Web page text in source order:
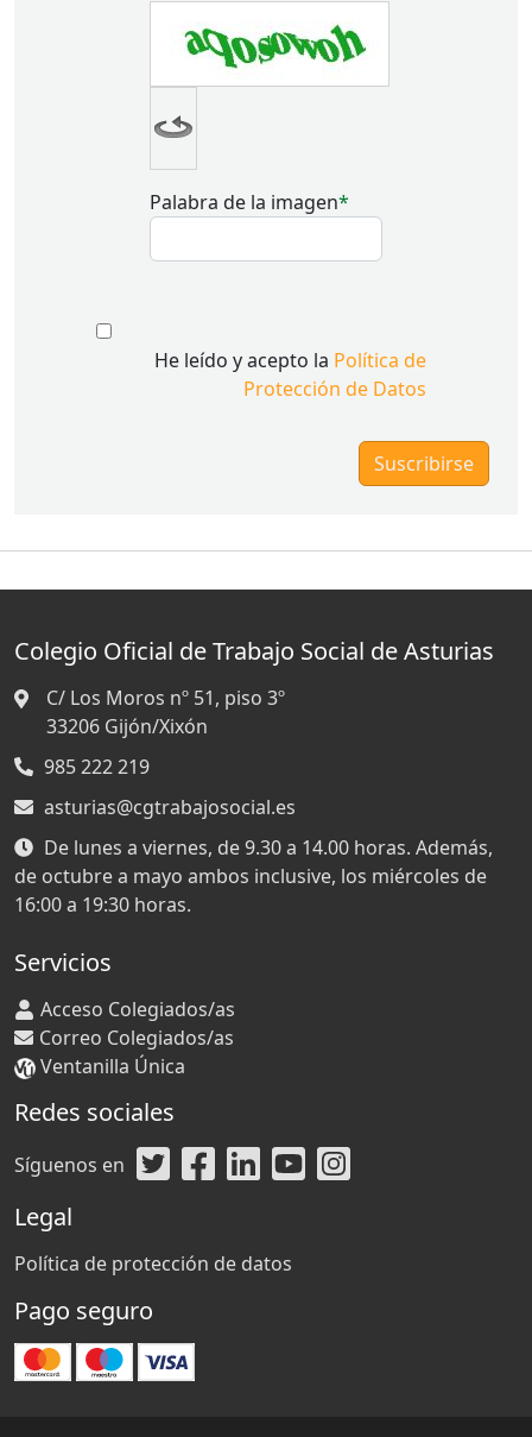
Palabra de la imagen
He leído y acepto la Política de
Protección de Datos
Colegio Oficial de Trabajo Social de Asturias
C/ Los Moros nº 51, piso 3º
33206 Gijón/Xixón
985 222 219
asturias@cgtrabajosocial.es
De lunes a viernes, de 9.30 a 14.00 horas. Además,
de octubre a mayo ambos inclusive, los miércoles de
16:00 a 19:30 horas.
Servicios
Acceso Colegiados/as
Correo Colegiados/as
Ventanilla Única
Redes sociales
Síguenos en
Legal
Política de protección de datos
Pago seguro